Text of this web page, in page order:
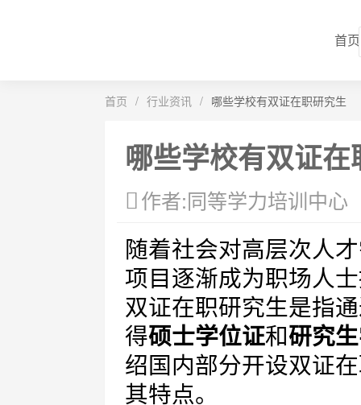
首页
首页 / 行业资讯 / 哪些学校有双证在职研究生
哪些学校有双证在
作者:同等学力培训中心
随着社会对高层次人
项目逐渐成为职场人
双证在职研究生是指
得硕士学位证和研究
绍国内部分开设双证
其特点。